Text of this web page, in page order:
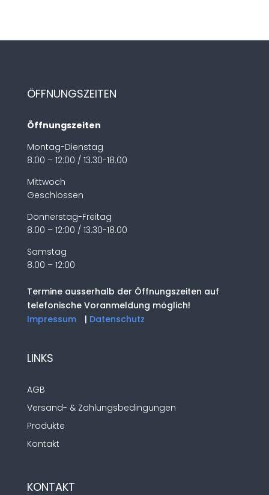
ÖFFNUNGSZEITEN
Öffnungszeiten
Montag-Dienstag
8.00 – 12:00 / 13.30-18.00
Mittwoch
Geschlossen
Donnerstag-Freitag
8.00 – 12:00 / 13.30-18.00
Samstag
8.00 – 12:00
Termine ausserhalb der Öffnungszeiten auf
telefonische Voranmeldung möglich!
Impressum
| Datenschutz
LINKS
AGB
Versand- & Zahlungsbedingungen
Produkte
Kontakt
KONTAKT